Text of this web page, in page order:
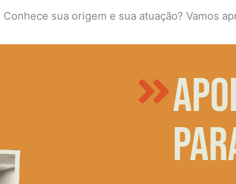
sua origem e sua atuação? Vamos